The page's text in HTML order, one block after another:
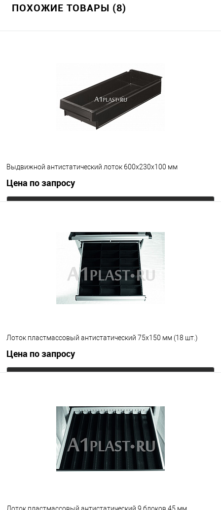
ПОХОЖИЕ ТОВАРЫ (8)
Выдвижной антистатический лоток 600х230х100 мм
Цена по запросу
Под заказ
Лоток пластмассовый антистатический 75х150 мм (18 шт.)
Цена по запросу
Под заказ